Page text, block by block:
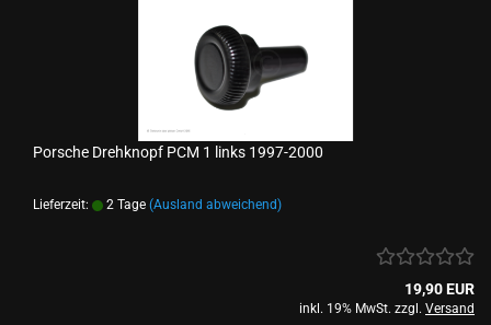
Porsche Drehknopf PCM 1 links 1997-2000
Lieferzeit: 2 Tage (Ausland abweichend)
19,90 EUR
inkl. 19% MwSt. zzgl. Versand